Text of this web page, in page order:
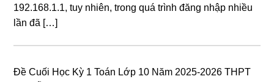
192.168.1.1, tuy nhiên, trong quá trình đăng nhập nhiều
lần đã […]
Đề Cuối Học Kỳ 1 Toán Lớp 10 Năm 2025-2026 THPT